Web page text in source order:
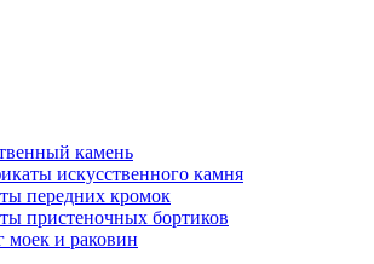
камень
искусственного камня
передних кромок
пристеночных бортиков
моек и раковин